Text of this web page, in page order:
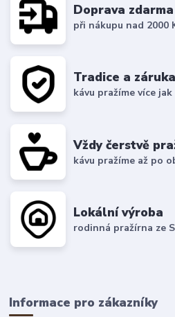
Doprava zdarma
při nákupu nad 2000
Tradice a
kávu pražíme více
Vždy čerstvě
kávu pražíme až po
Lokální výroba
rodinná pražírna ze
Informace pro zákazníky